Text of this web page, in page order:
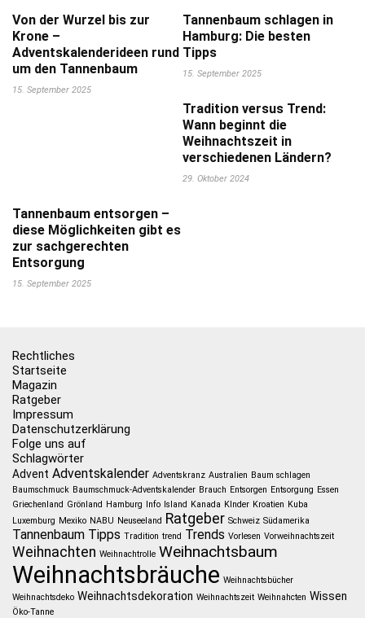
Von der Wurzel bis zur
Krone –
Adventskalenderideen rund
um den Tannenbaum
15. September 2025
Tannenbaum schlagen in
Hamburg: Die besten
Tipps
15. September 2025
Tradition versus Trend:
Wann beginnt die
Weihnachtszeit in
verschiedenen Ländern?
29. Oktober 2024
Tannenbaum entsorgen –
diese Möglichkeiten gibt es
zur sachgerechten
Entsorgung
15. September 2025
Rechtliches
Startseite
Magazin
Ratgeber
Impressum
Datenschutzerklärung
Folge uns auf
Schlagwörter
Advent Adventskalender Adventskranz Australien Baum schlagen
Baumschmuck Baumschmuck-Adventskalender Brauch Entsorgen Entsorgung Essen
Griechenland Grönland Hamburg Info Island Kanada KInder Kroatien Kuba
Luxemburg Mexiko NABU Neuseeland Ratgeber Schweiz Südamerika
Tannenbaum Tipps Tradition trend Trends Vorlesen Vorweihnachtszeit
Weihnachten Weihnachtrolle Weihnachtsbaum
Weihnachtsbräuche Weihnachtsbücher
Weihnachtsdeko Weihnachtsdekoration Weihnachtszeit Weihnahcten Wissen
Öko-Tanne